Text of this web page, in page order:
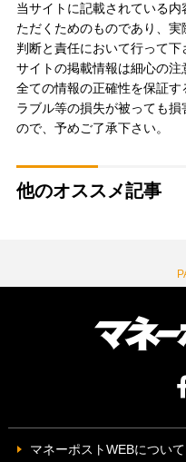
当サイトに記載されている
ただくためのものであり、
判断と責任において行って
サイトの掲載情報は細心の
全ての情報の正確性を保証
ラブル等の損失が被っても
ので、予めご了承下さい。
他のオススメ記事
マネーポストWEBについて